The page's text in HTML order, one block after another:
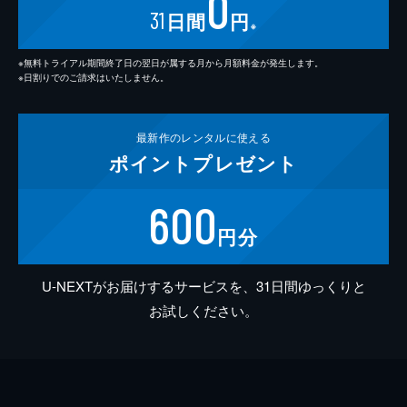
31 日間 円 ※
※無料トライアル期間終了日の翌日が属する月から月額料金が発生します。
※日割りでのご請求はいたしません。
最新作のレンタルに使える
ポイント プレゼント
600円分
U-NEXTがお届けするサービスを、31日間ゆっくりと
お試しください。